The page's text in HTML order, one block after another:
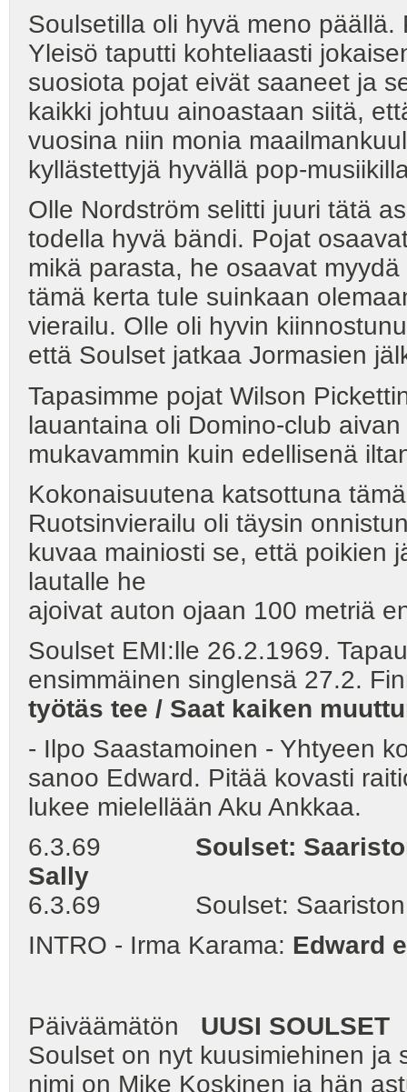
Soulsetilla oli hyvä meno
Yleisö taputti kohteliaasti
suosiota pojat eivät saaneet ja
kaikki johtuu ainoastaan siitä,
vuosina niin monia
kyllästettyjä hyvällä pop-
Olle Nordström selitti juuri tätä
todella hyvä bändi. Pojat
mikä parasta, he osaavat
tämä kerta tule suinkaan
vierailu. Olle oli hyvin
että Soulset jatkaa Jormasien
Tapasimme pojat Wilson
lauantaina oli Domino-club
mukavammin kuin edellisenä
Kokonaisuutena katsottuna
Ruotsinvierailu oli täysin
kuvaa mainiosti se, että poikien
lautalle he
ajoivat auton ojaan 100 metriä
Soulset EMI:lle 26.2.1969.
ensimmäinen singlensä 27.2.
työtäs tee / Saat kaiken
- Ilpo Saastamoinen - Yhtyeen
sanoo Edward. Pitää kovasti
lukee mielellään Aku Ankkaa.
6.3.69
Soulset: Saariston
Sally
6.3.69 Soulset: Saariston
INTRO - Irma Karama: Edward
Päiväämätön
UUSI SOULSET
Soulset on nyt kuusimiehinen ja
nimi on Mike Koskinen ja hän